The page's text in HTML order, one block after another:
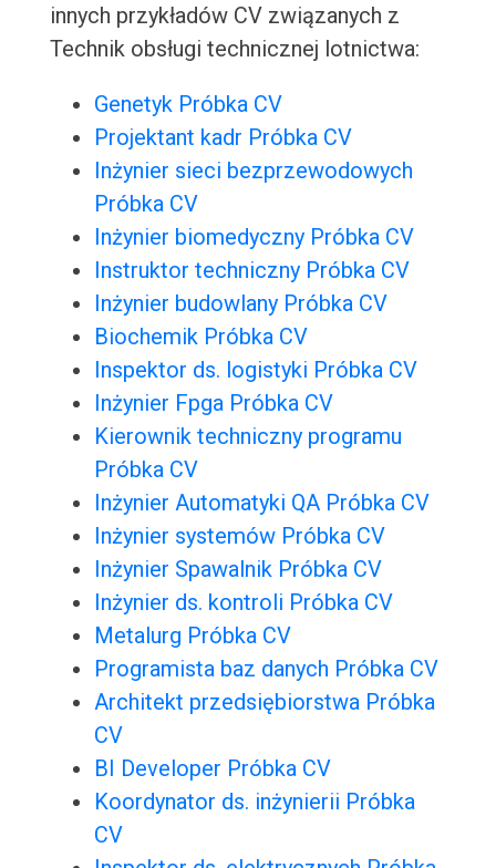
innych przykładów CV związanych z
Technik obsługi technicznej lotnictwa:
Genetyk Próbka CV
Projektant kadr Próbka CV
Inżynier sieci bezprzewodowych
Próbka CV
Inżynier biomedyczny Próbka CV
Instruktor techniczny Próbka CV
Inżynier budowlany Próbka CV
Biochemik Próbka CV
Inspektor ds. logistyki Próbka CV
Inżynier Fpga Próbka CV
Kierownik techniczny programu
Próbka CV
Inżynier Automatyki QA Próbka CV
Inżynier systemów Próbka CV
Inżynier Spawalnik Próbka CV
Inżynier ds. kontroli Próbka CV
Metalurg Próbka CV
Programista baz danych Próbka CV
Architekt przedsiębiorstwa Próbka
CV
BI Developer Próbka CV
Koordynator ds. inżynierii Próbka
CV